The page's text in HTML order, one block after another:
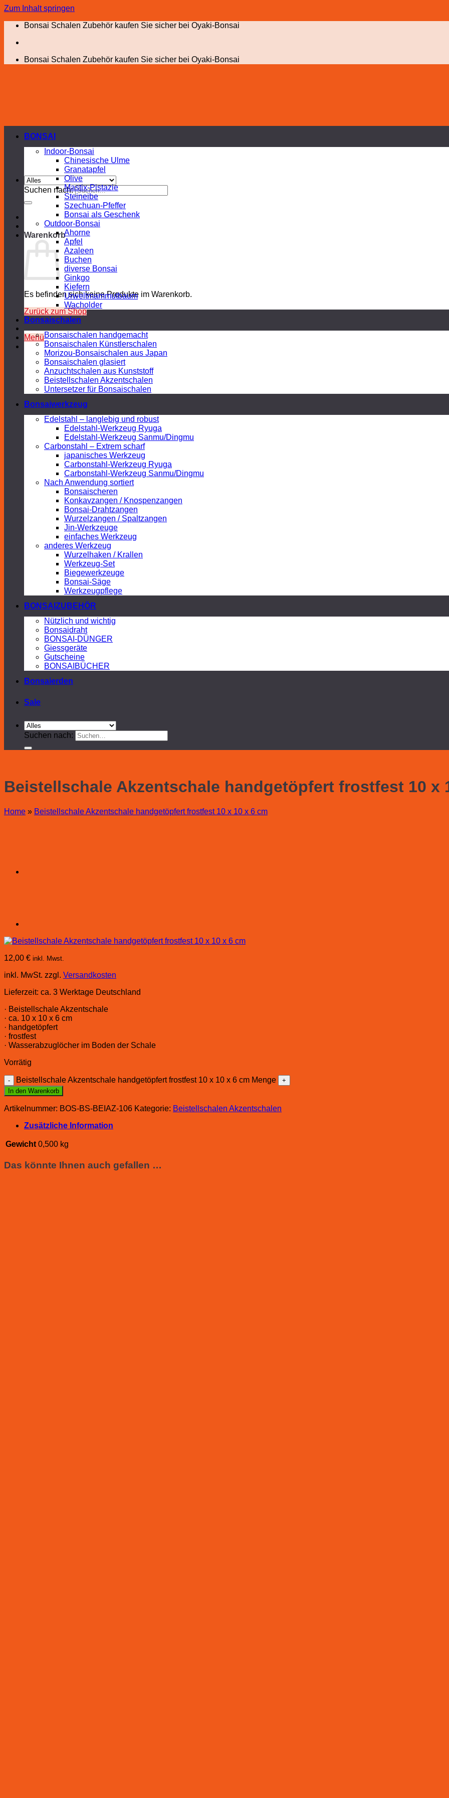
Zum Inhalt springen
Bonsai Schalen Zubehör kaufen Sie sicher bei Oyaki-Bonsai
Bonsai Schalen Zubehör kaufen Sie sicher bei Oyaki-Bonsai
Suchen nach:
Warenkorb
Es befinden sich keine Produkte im Warenkorb.
Zurück zum Shop
Menü
BONSAI
Indoor-Bonsai
Chinesische Ulme
Granatapfel
Olive
Mastix-Pistazie
Steineibe
Szechuan-Pfeffer
Bonsai als Geschenk
Outdoor-Bonsai
Ahorne
Apfel
Azaleen
Buchen
diverse Bonsai
Ginkgo
Kiefern
Urweltmammutbaum
Wacholder
Bonsaischalen
Bonsaischalen handgemacht
Bonsaischalen Künstlerschalen
Morizou-Bonsaischalen aus Japan
Bonsaischalen glasiert
Anzuchtschalen aus Kunststoff
Beistellschalen Akzentschalen
Untersetzer für Bonsaischalen
Bonsaiwerkzeug
Edelstahl – langlebig und robust
Edelstahl-Werkzeug Ryuga
Edelstahl-Werkzeug Sanmu/Dingmu
Carbonstahl – Extrem scharf
japanisches Werkzeug
Carbonstahl-Werkzeug Ryuga
Carbonstahl-Werkzeug Sanmu/Dingmu
Nach Anwendung sortiert
Bonsaischeren
Konkavzangen / Knospenzangen
Bonsai-Drahtzangen
Wurzelzangen / Spaltzangen
Jin-Werkzeuge
einfaches Werkzeug
anderes Werkzeug
Wurzelhaken / Krallen
Werkzeug-Set
Biegewerkzeuge
Bonsai-Säge
Werkzeugpflege
BONSAIZUBEHÖR
Nützlich und wichtig
Bonsaidraht
BONSAI-DÜNGER
Giessgeräte
Gutscheine
BONSAIBÜCHER
Bonsaierden
Sale
Suchen nach:
Beistellschale Akzentschale handgetöpfert frostfest 10 x
Home » Beistellschale Akzentschale handgetöpfert frostfest 10 x 10 x 6 cm
12,00 € inkl. Mwst.
inkl. MwSt. zzgl. Versandkosten
Lieferzeit: ca. 3 Werktage Deutschland
· Beistellschale Akzentschale
· ca. 10 x 10 x 6 cm
· handgetöpfert
· frostfest
· Wasserabzuglöcher im Boden der Schale
Vorrätig
Beistellschale Akzentschale handgetöpfert frostfest 10 x 10 x 6 cm Menge
In den Warenkorb
Artikelnummer: BOS-BS-BEIAZ-106 Kategorie: Beistellschalen Akzentschalen
Zusätzliche Information
Gewicht 0,500 kg
Das könnte Ihnen auch gefallen …